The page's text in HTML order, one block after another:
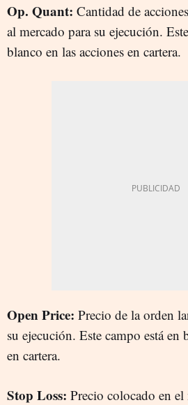
Op. Quant: Cantidad de
al mercado para su ejecución.
blanco en las acciones en cartera.
Open Price: Precio de la orden
su ejecución. Este campo está en
en cartera.
Stop Loss: Precio colocado en